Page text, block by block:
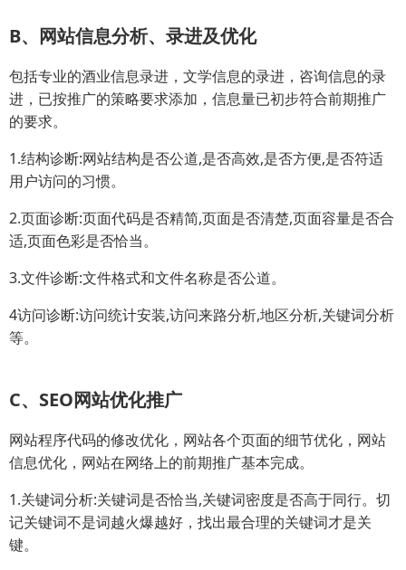
B、网站信息分析、录进及优化
包括专业的酒业信息录进，文学信息的录进，咨询信息的录
进，已按推广的策略要求添加，信息量已初步符合前期推广
的要求。
1.结构诊断:网站结构是否公道,是否高效,是否方便,是否符适
用户访问的习惯。
2.页面诊断:页面代码是否精简,页面是否清楚,页面容量是否合
适,页面色彩是否恰当。
3.文件诊断:文件格式和文件名称是否公道。
4访问诊断:访问统计安装,访问来路分析,地区分析,关键词分析
等。
C、SEO网站优化推广
网站程序代码的修改优化，网站各个页面的细节优化，网站
信息优化，网站在网络上的前期推广基本完成。
1.关键词分析:关键词是否恰当,关键词密度是否高于同行。切
记关键词不是词越火爆越好，找出最合理的关键词才是关
键。